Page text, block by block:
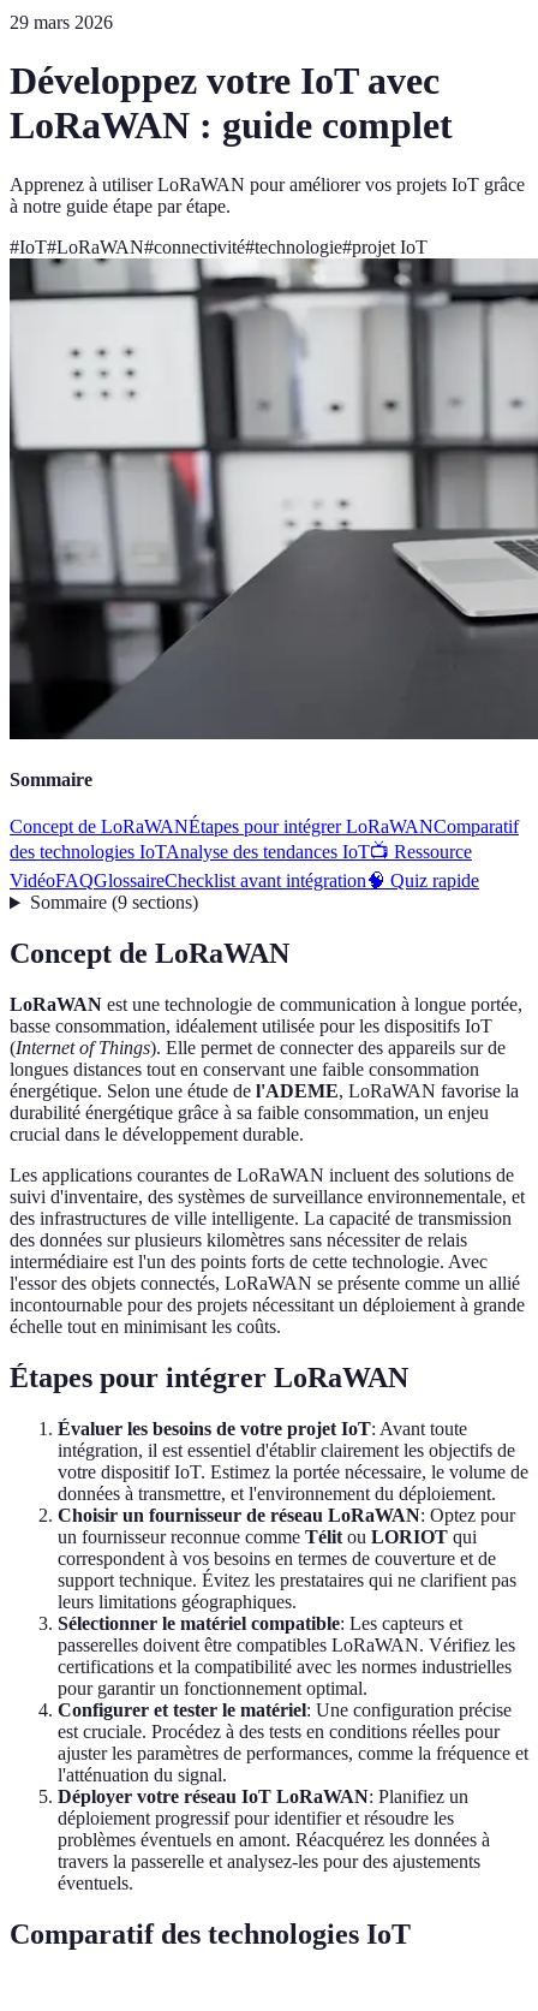
29 mars 2026
Développez votre IoT avec
LoRaWAN : guide complet
Apprenez à utiliser LoRaWAN pour améliorer vos projets IoT grâce
à notre guide étape par étape.
#IoT#LoRaWAN#connectivité#technologie#projet IoT
Sommaire
Concept de LoRaWANÉtapes pour intégrer LoRaWANComparatif
des technologies IoTAnalyse des tendances IoT📺 Ressource
VidéoFAQGlossaireChecklist avant intégration🧠 Quiz rapide
Sommaire(9 sections)
Concept de LoRaWAN
LoRaWAN est une technologie de communication à longue portée,
basse consommation, idéalement utilisée pour les dispositifs IoT
(Internet of Things). Elle permet de connecter des appareils sur de
longues distances tout en conservant une faible consommation
énergétique. Selon une étude de l'ADEME, LoRaWAN favorise la
durabilité énergétique grâce à sa faible consommation, un enjeu
crucial dans le développement durable.
Les applications courantes de LoRaWAN incluent des solutions de
suivi d'inventaire, des systèmes de surveillance environnementale, et
des infrastructures de ville intelligente. La capacité de transmission
des données sur plusieurs kilomètres sans nécessiter de relais
intermédiaire est l'un des points forts de cette technologie. Avec
l'essor des objets connectés, LoRaWAN se présente comme un allié
incontournable pour des projets nécessitant un déploiement à grande
échelle tout en minimisant les coûts.
Étapes pour intégrer LoRaWAN
Évaluer les besoins de votre projet IoT: Avant toute
intégration, il est essentiel d'établir clairement les objectifs de
votre dispositif IoT. Estimez la portée nécessaire, le volume de
données à transmettre, et l'environnement du déploiement.
Choisir un fournisseur de réseau LoRaWAN: Optez pour
un fournisseur reconnue comme Télit ou LORIOT qui
correspondent à vos besoins en termes de couverture et de
support technique. Évitez les prestataires qui ne clarifient pas
leurs limitations géographiques.
Sélectionner le matériel compatible: Les capteurs et
passerelles doivent être compatibles LoRaWAN. Vérifiez les
certifications et la compatibilité avec les normes industrielles
pour garantir un fonctionnement optimal.
Configurer et tester le matériel: Une configuration précise
est cruciale. Procédez à des tests en conditions réelles pour
ajuster les paramètres de performances, comme la fréquence et
l'atténuation du signal.
Déployer votre réseau IoT LoRaWAN: Planifiez un
déploiement progressif pour identifier et résoudre les
problèmes éventuels en amont. Réacquérez les données à
travers la passerelle et analysez-les pour des ajustements
éventuels.
Comparatif des technologies IoT